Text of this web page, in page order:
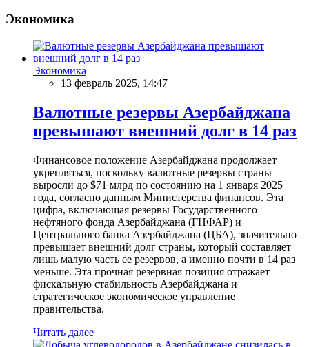
Экономика
Экономика
13 февраль 2025, 14:47
Валютные резервы Азербайджана
превышают внешний долг в 14 раз
Финансовое положение Азербайджана продолжает
укрепляться, поскольку валютные резервы страны
выросли до $71 млрд по состоянию на 1 января 2025
года, согласно данным Министерства финансов. Эта
цифра, включающая резервы Государственного
нефтяного фонда Азербайджана (ГНФАР) и
Центрального банка Азербайджана (ЦБА), значительно
превышает внешний долг страны, который составляет
лишь малую часть ее резервов, а именно почти в 14 раз
меньше. Эта прочная резервная позиция отражает
фискальную стабильность Азербайджана и
стратегическое экономическое управление
правительства.
Читать далее